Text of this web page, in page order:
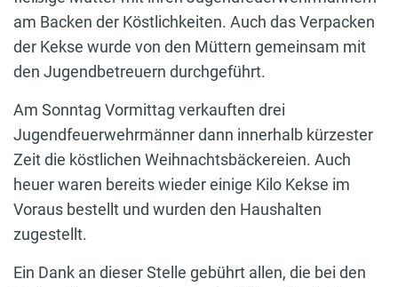
am Backen der Köstlichkeiten. Auch das Verpacken
der Kekse wurde von den Müttern gemeinsam mit
den Jugendbetreuern durchgeführt.
Am Sonntag Vormittag verkauften drei
Jugendfeuerwehrmänner dann innerhalb kürzester
Zeit die köstlichen Weihnachtsbäckereien. Auch
heuer waren bereits wieder einige Kilo Kekse im
Voraus bestellt und wurden den Haushalten
zugestellt.
Ein Dank an dieser Stelle gebührt allen, die bei den